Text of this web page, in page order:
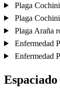
Plaga
Plaga
Plaga Araña
Enfermedad
Enfermedad